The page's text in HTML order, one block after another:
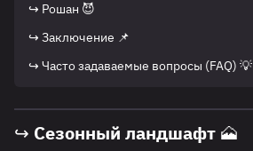
↪ Рошан 😈
↪ Заключение 📌
↪ Часто задаваемые вопросы (FAQ) 💡
↪ Сезонный ландшафт 🗻